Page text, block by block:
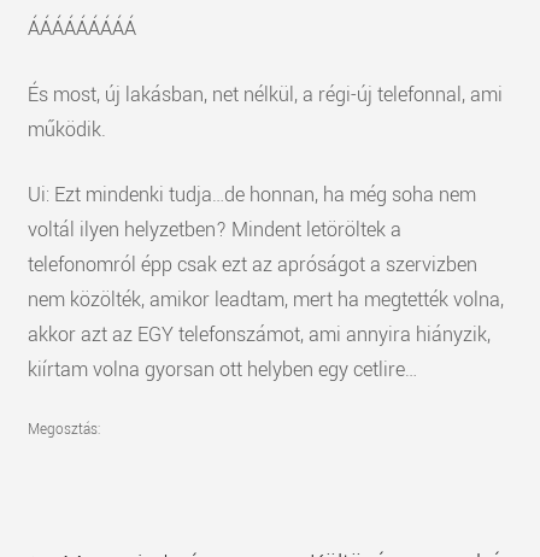
ÁÁÁÁÁÁÁÁÁ
És most, új lakásban, net nélkül, a régi-új telefonnal, ami
működik.
Ui: Ezt mindenki tudja…de honnan, ha még soha nem
voltál ilyen helyzetben? Mindent letöröltek a
telefonomról épp csak ezt az apróságot a szervizben
nem közölték, amikor leadtam, mert ha megtették volna,
akkor azt az EGY telefonszámot, ami annyira hiányzik,
kiírtam volna gyorsan ott helyben egy cetlire…
Megosztás: